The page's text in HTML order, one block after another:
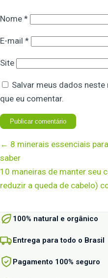
Nome *
E-mail *
Site
Salvar meus dados
que eu comentar.
← 8 minerais essenciais
saber
10 maneiras de manter seu
reduzir a queda de cabelo)
100% natural e orgânico
Entrega para todo o Brasil
Pagamento 100% seguro